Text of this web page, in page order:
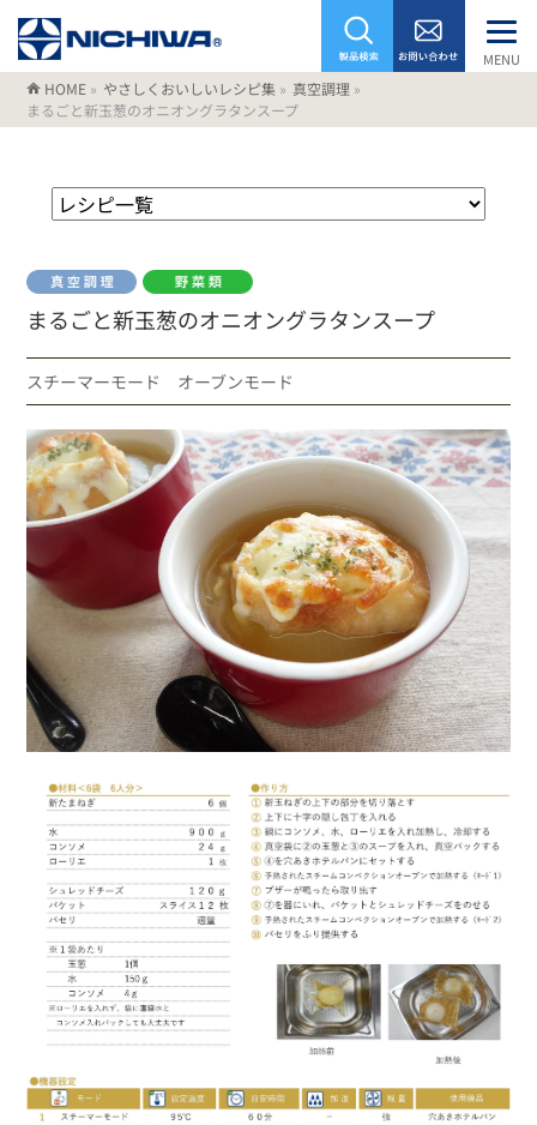
MENU
HOME » やさしくおいしいレシピ集 » 真空調理 »
まるごと新玉葱のオニオングラタンスープ
まるごと新玉葱のオニオングラタンスープ
スチーマーモード オーブンモード